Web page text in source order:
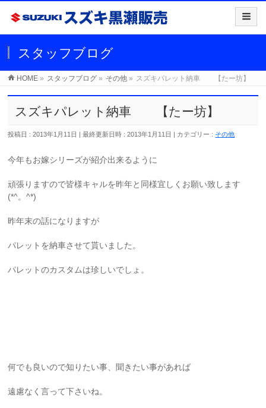
スタッフブログ
HOME » スタッフブログ » その他 » スズキパレット納車 【たー坊】
スズキパレット納車 【たー坊】
投稿日 : 2013年1月11日 最終更新日時 : 2013年1月11日 カテゴリー : その他
今年もお嫁シリーズが紹介出来るように
頑張りますので皆様キャルを昨年と同様宜しくお願い致します
(*^。^*)
昨年末の話になりますが
パレットを納車させて貰いました。
パレットのカスタムは珍しいでしょ。
何でも良いので知りたい事、聞きたい事があれば
遠慮なく言って下さいね。